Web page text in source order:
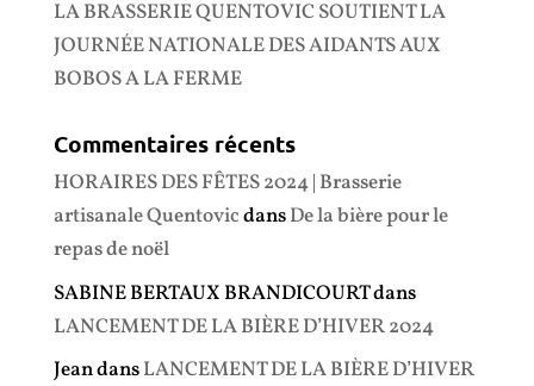
LA BRASSERIE QUENTOVIC SOUTIENT LA
JOURNÉE NATIONALE DES AIDANTS AUX
BOBOS A LA FERME
Commentaires récents
HORAIRES DES FÊTES 2024 | Brasserie
artisanale QuentovicdansDe la bière pour le
repas de noël
SABINE BERTAUX BRANDICOURTdans
LANCEMENT DE LA BIÈRE D’HIVER 2024
JeandansLANCEMENT DE LA BIÈRE D’HIVER